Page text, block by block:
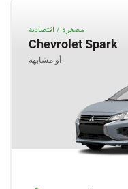
مصغرة / اقتصادية
Chevrolet Spark
أو مشابهة